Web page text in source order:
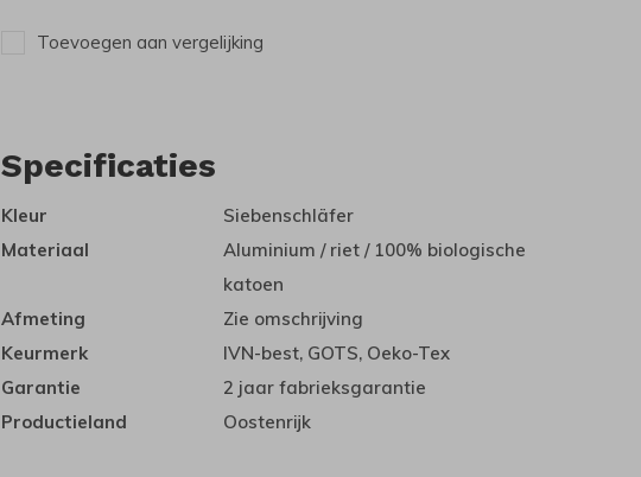
Toevoegen aan vergelijking
Specificaties
Kleur
Siebenschläfer
Materiaal
Aluminium / riet / 100% biologische
katoen
Afmeting
Zie omschrijving
Keurmerk
IVN-best, GOTS, Oeko-Tex
Garantie
2 jaar fabrieksgarantie
Productieland
Oostenrijk